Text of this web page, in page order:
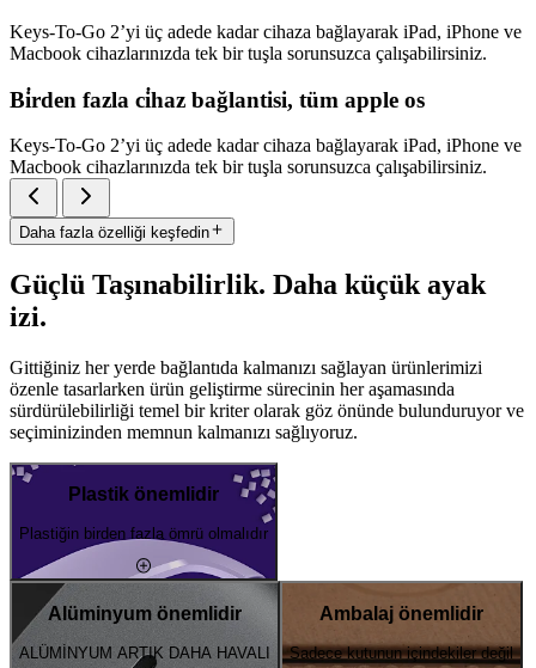
Keys-To-Go 2’yi üç adede kadar cihaza bağlayarak iPad, iPhone ve
Macbook cihazlarınızda tek bir tuşla sorunsuzca çalışabilirsiniz.
Bi̇rden fazla ci̇haz bağlantisi, tüm apple os
Keys-To-Go 2’yi üç adede kadar cihaza bağlayarak iPad, iPhone ve
Macbook cihazlarınızda tek bir tuşla sorunsuzca çalışabilirsiniz.
Daha fazla özelliği keşfedin
Güçlü Taşınabilirlik. Daha küçük ayak
izi.
Gittiğiniz her yerde bağlantıda kalmanızı sağlayan ürünlerimizi
özenle tasarlarken ürün geliştirme sürecinin her aşamasında
sürdürülebilirliği temel bir kriter olarak göz önünde bulunduruyor ve
seçiminizinden memnun kalmanızı sağlıyoruz.
Plastik önemlidir
Plastiğin birden fazla ömrü olmalıdır
Alüminyum önemlidir
ALÜMİNYUM ARTIK DAHA HAVALI
Ambalaj önemlidir
Sadece kutunun içindekiler değil